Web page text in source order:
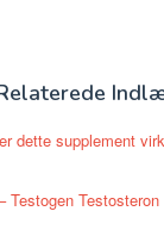
dette supplement
Testogen